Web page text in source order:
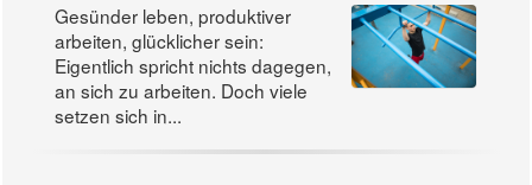
Gesünder leben, produktiver
arbeiten, glücklicher sein:
Eigentlich spricht nichts dagegen,
an sich zu arbeiten. Doch viele
setzen sich in...